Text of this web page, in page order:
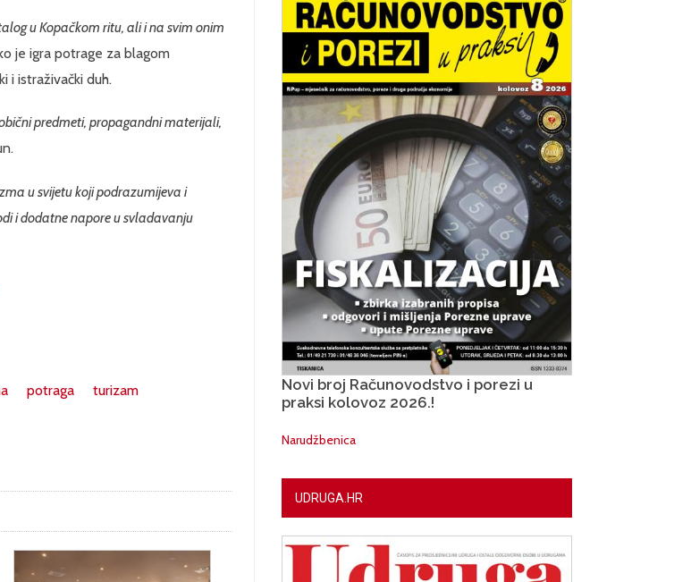
u Kopačkom ritu, ali i na svim onim
je igra potrage za blagom
i istraživački duh.
predmeti, propagandni materijali,
u svijetu koji podrazumijeva i
i dodatne napore u svladavanju
potraga turizam
Novi broj Računovodstvo i porezi u
praksi kolovoz 2026.!
Narudžbenica
UDRUGA.HR